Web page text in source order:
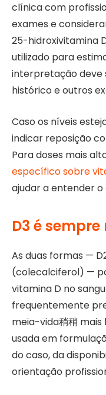
clínica com
exames e
25-hidroxivitamina
utilizado para
interpretação deve
histórico e outros
Caso os níveis
indicar reposição
Para doses mais
específico sobre
ajudar a entender
D3 é
As duas formas —
(colecalciferol) —
vitamina D no
frequentemente
meia-vida稍稍
usada em
do caso, da
orientação